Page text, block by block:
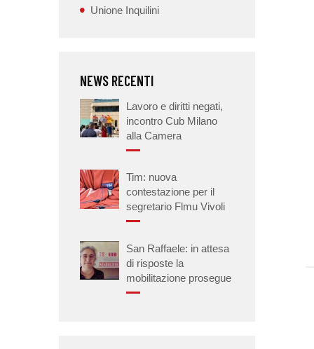
Unione Inquilini
NEWS RECENTI
Lavoro e diritti negati,
incontro Cub Milano
alla Camera
Tim: nuova
contestazione per il
segretario Flmu Vivoli
San Raffaele: in attesa
di risposte la
mobilitazione prosegue